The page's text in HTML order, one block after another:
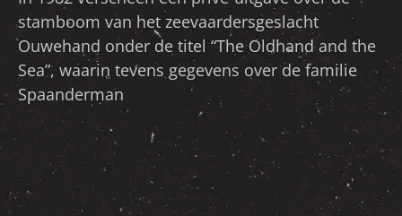
stamboom van het zeevaardersgeslacht
Ouwehand onder de titel “The Oldhand and the
Sea”, waarin tevens gegevens over de familie
Spaanderman